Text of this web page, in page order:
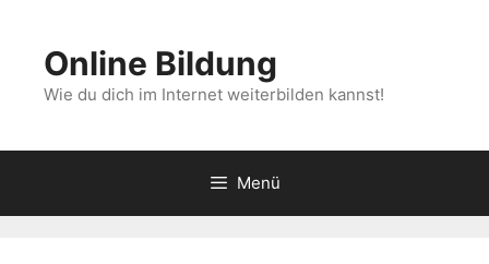
springenOnline Bildung
Wie du dich im Internet weiterbilden kannst!
Menü